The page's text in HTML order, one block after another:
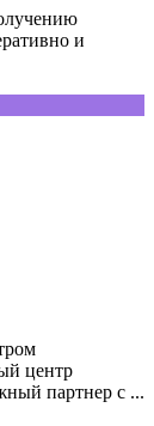
и
центр
партнер с ...